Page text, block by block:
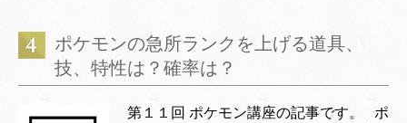
ポケモンの急所ランクを上げる道具、
技、特性は？確率は？
第１１回 ポケモン講座の記事です。 ポ